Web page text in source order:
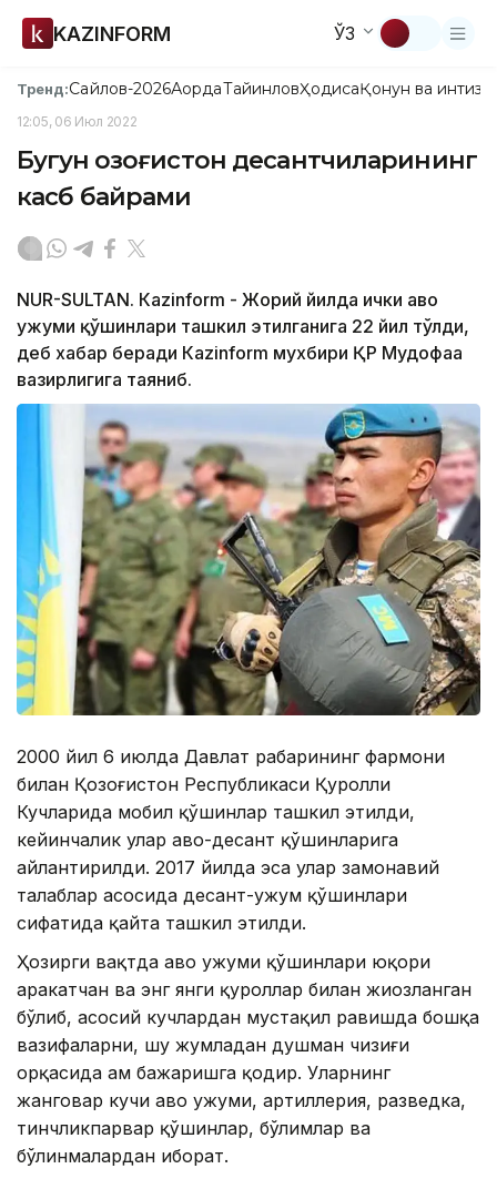
KAZINFORM ЎЗ
Тренд:Сайлов-2026АқордаТайинловҲодисаҚонун ва
12:05, 06 Июл 2022
Бугун Қозоғистон десантчиларининг
касб байрами
NUR-SULTAN. Кazinform - Жорий йилда ички ҳаво
ҳужуми қўшинлари ташкил этилганига 22 йил тўлди,
деб хабар беради Кazinform мухбири ҚР Мудофаа
вазирлигига таяниб.
2000 йил 6 июлда Давлат раҳбарининг фармони
билан Қозоғистон Республикаси Қуролли
Кучларида мобил қўшинлар ташкил этилди,
кейинчалик улар ҳаво-десант қўшинларига
айлантирилди. 2017 йилда эса улар замонавий
талаблар асосида десант-ҳужум қўшинлари
сифатида қайта ташкил этилди.
Ҳозирги вақтда ҳаво ҳужуми қўшинлари юқори
ҳаракатчан ва энг янги қуроллар билан жиҳозланган
бўлиб, асосий кучлардан мустақил равишда бошқа
вазифаларни, шу жумладан душман чизиғи
орқасида ҳам бажаришга қодир. Уларнинг
жанговар кучи ҳаво ҳужуми, артиллерия, разведка,
тинчликпарвар қўшинлар, бўлимлар ва
бўлинмалардан иборат.